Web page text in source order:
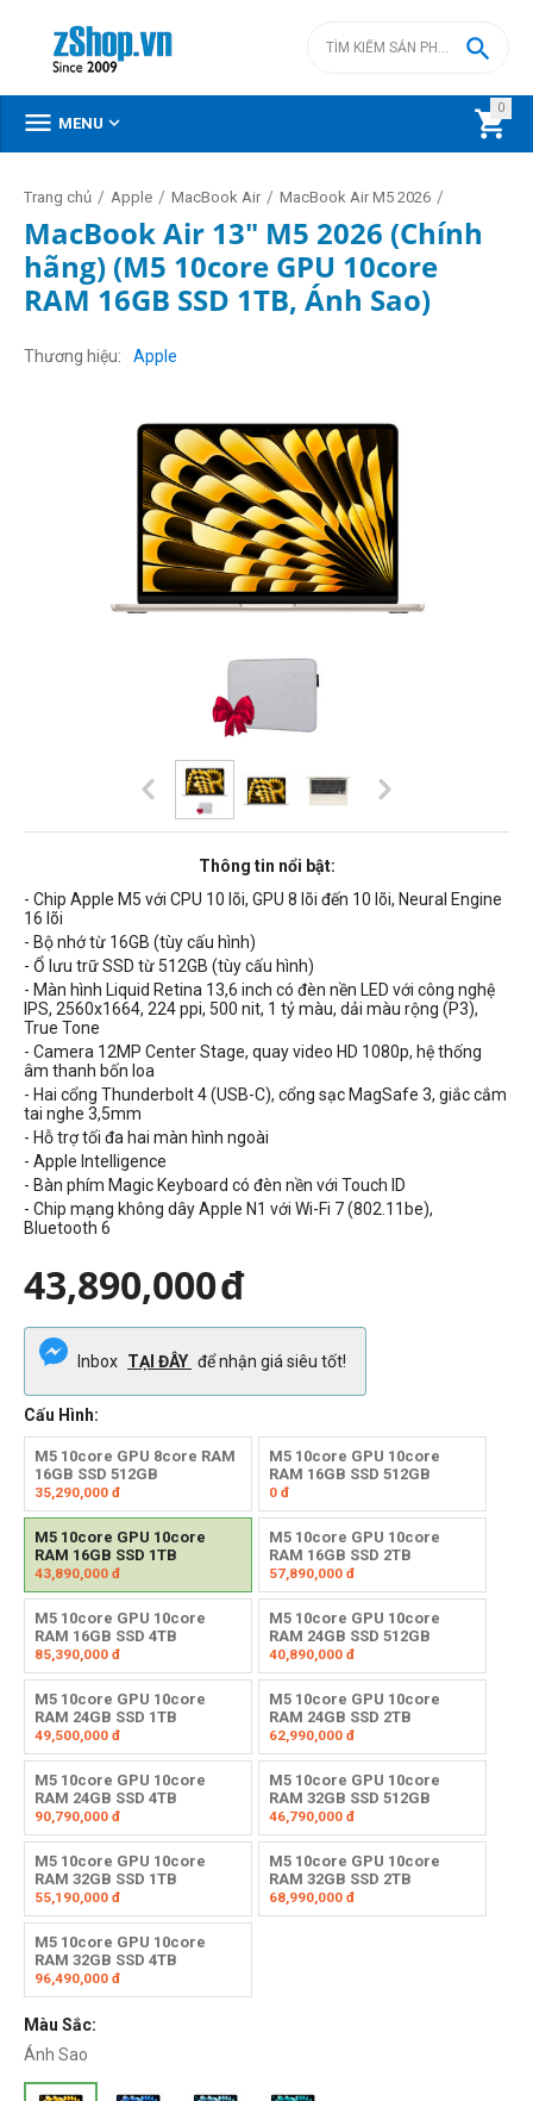
0


 MENU 
Trang chủ / Apple / MacBook Air / MacBook Air M5 2026 /
MacBook Air 13" M5 2026 (Chính
hãng) (M5 10core GPU 10core
RAM 16GB SSD 1TB, Ánh Sao)
Thương hiệu Apple
Thông tin nổi bật:
- Chip Apple M5 với CPU 10 lõi, GPU 8 lõi đến 10 lõi, Neural Engine
16 lõi
- Bộ nhớ từ 16GB (tùy cấu hình)
- Ổ lưu trữ SSD từ 512GB (tùy cấu hình)
- Màn hình Liquid Retina 13,6 inch có đèn nền LED với công nghệ
IPS, 2560x1664, 224 ppi, 500 nit, 1 tỷ màu, dải màu rộng (P3),
True Tone
- Camera 12MP Center Stage, quay video HD 1080p, hệ thống
âm thanh bốn loa
- Hai cổng Thunderbolt 4 (USB-C), cổng sạc MagSafe 3, giắc cắm
tai nghe 3,5mm
- Hỗ trợ tối đa hai màn hình ngoài
- Apple Intelligence
- Bàn phím Magic Keyboard có đèn nền với Touch ID
- Chip mạng không dây Apple N1 với Wi-Fi 7 (802.11be),
Bluetooth 6
43,890,000đ
Inbox TẠI ĐÂY để nhận giá siêu tốt!
Cấu Hình:
M5 10core GPU 8core RAM
16GB SSD 512GB
35,290,000 đ
M5 10core GPU 10core
RAM 16GB SSD 512GB
0đ
M5 10core GPU 10core
RAM 16GB SSD 1TB
43,890,000 đ
M5 10core GPU 10core
RAM 16GB SSD 2TB
57,890,000đ
M5 10core GPU 10core
RAM 16GB SSD 4TB
85,390,000 đ
M5 10core GPU 10core
RAM 24GB SSD 512GB
40,890,000đ
M5 10core GPU 10core
RAM 24GB SSD 1TB
49,500,000 đ
M5 10core GPU 10core
RAM 24GB SSD 2TB
62,990,000đ
M5 10core GPU 10core
RAM 24GB SSD 4TB
90,790,000 đ
M5 10core GPU 10core
RAM 32GB SSD 512GB
46,790,000đ
M5 10core GPU 10core
RAM 32GB SSD 1TB
55,190,000 đ
M5 10core GPU 10core
RAM 32GB SSD 2TB
68,990,000đ
M5 10core GPU 10core
RAM 32GB SSD 4TB
96,490,000 đ
Màu Sắc:
Ánh Sao